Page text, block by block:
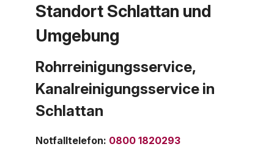
Unsere Leistungen
Rohrreinigung
Kanalinspektion
Region Donau-Iller
Baden-Württemberg
Hessen
Kontakt
Impressum
Standort Schlattan und
Umgebung
Rohrreinigungsservice,
Kanalreinigungsservice in
Schlattan
Notfalltelefon: 0800 1820293